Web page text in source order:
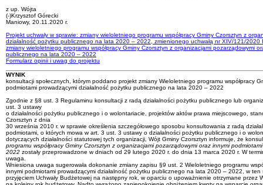
z up. Wójta
(-)Krzysztof Górecki
Maniowy, 20.11.2020 r.
Projekt uchwały w sprawie: zmiany wieloletniego programu współpracy Gminy Czorsztyn z
działalność pożytku publicznego na lata 2020 – 2022, zmienionego uchwałą nr XIV/121/
zmiany wieloletniego programu współpracy Gminy Czorsztyn z organizacjami pozarządowymi
publicznego na lata 2020 – 2022
Formularz opinii i uwag do projektu
WYNIK
konsultacji społecznych, którym poddano projekt zmiany Wieloletniego programu współpracy
podmiotami prowadzącymi działalność pożytku publicznego na lata 2020 – 2022
Zgodnie z §8 ust. 3 Regulaminu konsultacji z radą działalności pożytku publicznego lub
ust. 3 ustawy
o działalności pożytku publicznego i o wolontariacie, projektów aktów prawa miejscowego,
Czorsztyn z dnia
30 września 2010 r. w sprawie określenia szczegółowego sposobu konsultowania z radą
podmiotami, o których mowa w art. 3 ust. 3 ustawy o działalności pożytku publicznego i o
dotyczących działalności statutowej tych organizacji, Wójt Gminy Czorsztyn informuje, że
programu współpracy Gminy Czorsztyn z organizacjami pozarządowymi oraz innymi
2022 zostały przeprowadzone w dniach od 29 lutego 2020 r. do dnia 13 marca 2020 r. W
uwaga.
Wniesiona uwaga sugerowała dokonanie zmiany zapisu §9 ust. 2 Wieloletniego programu
innymi podmiotami prowadzącymi działalność pożytku publicznego na lata 2020 – 2022, w
przyjęciem Uchwały Budżetowej na następny rok, w oparciu o upoważnienie otrzymane